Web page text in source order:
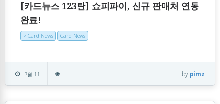
[카드뉴스 123탄] 쇼피파이, 신규 판매처 연동
완료!
> Card News Card News
7월 11 by pimz